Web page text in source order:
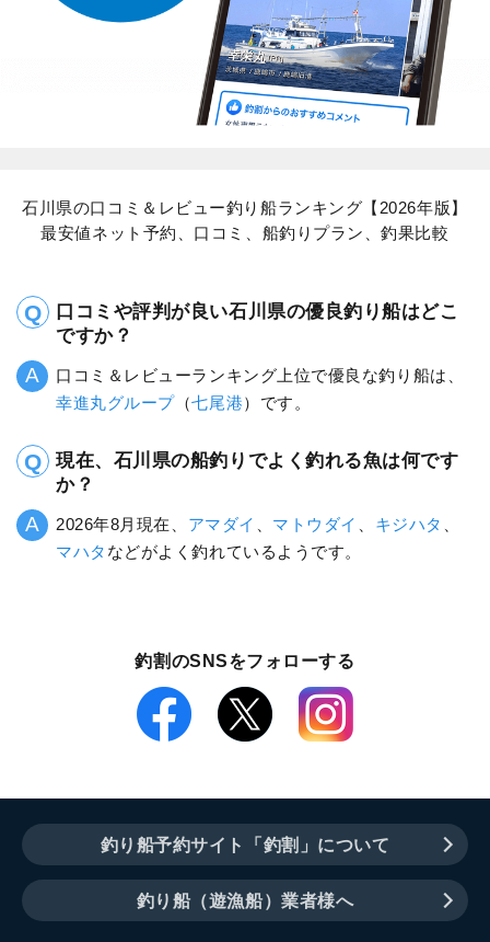
石川県の口コミ＆レビュー釣り船ランキング【2026年版】
最安値ネット予約、口コミ、船釣りプラン、釣果比較
口コミや評判が良い石川県の優良釣り船はどこ
ですか？
口コミ＆レビューランキング上位で優良な釣り船は、
幸進丸グループ（七尾港）です。
現在、石川県の船釣りでよく釣れる魚は何です
か？
2026年8月現在、 アマダイ マトウダイ キジハタ
マハタ などがよく釣れているようです。
釣割のSNSをフォローする
釣り船予約サイト「釣割」について
釣り船（遊漁船）業者様へ